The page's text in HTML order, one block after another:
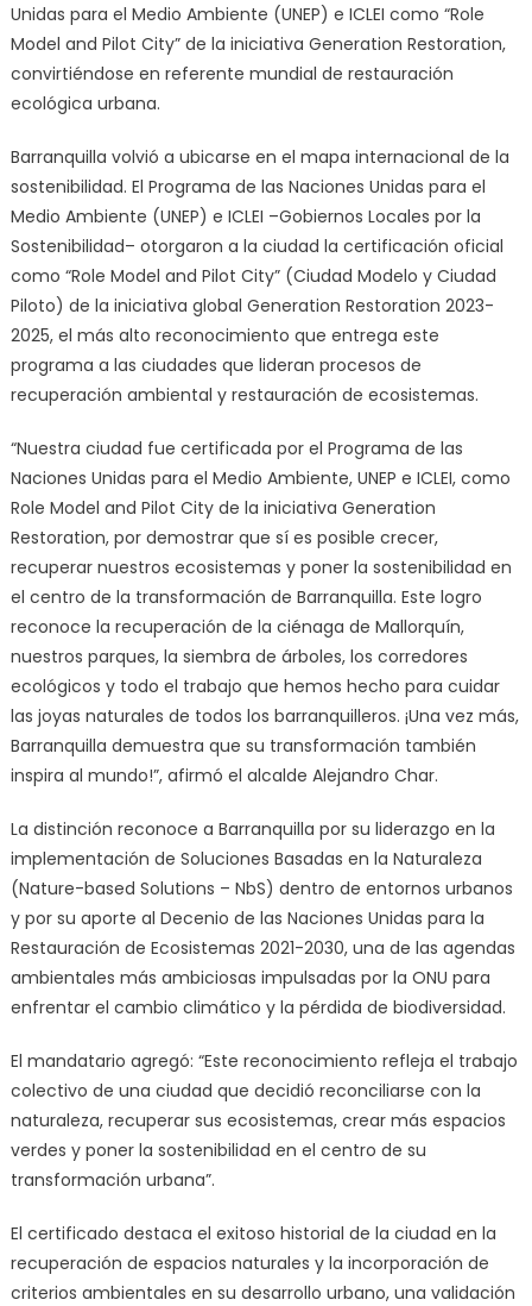
la
ONU.
Unidas para el Medio Ambiente (UNEP) e ICLEI como “Role
Model and Pilot City” de la iniciativa Generation Restoration,
convirtiéndose en referente mundial de restauración
ecológica urbana.
Barranquilla volvió a ubicarse en el mapa internacional de la
sostenibilidad. El Programa de las Naciones Unidas para el
Medio Ambiente (UNEP) e ICLEI –Gobiernos Locales por la
Sostenibilidad– otorgaron a la ciudad la certificación oficial
como “Role Model and Pilot City” (Ciudad Modelo y Ciudad
Piloto) de la iniciativa global Generation Restoration 2023-
2025, el más alto reconocimiento que entrega este
programa a las ciudades que lideran procesos de
recuperación ambiental y restauración de ecosistemas.
“Nuestra ciudad fue certificada por el Programa de las
Naciones Unidas para el Medio Ambiente, UNEP e ICLEI, como
Role Model and Pilot City de la iniciativa Generation
Restoration, por demostrar que sí es posible crecer,
recuperar nuestros ecosistemas y poner la sostenibilidad en
el centro de la transformación de Barranquilla. Este logro
reconoce la recuperación de la ciénaga de Mallorquín,
nuestros parques, la siembra de árboles, los corredores
ecológicos y todo el trabajo que hemos hecho para cuidar
las joyas naturales de todos los barranquilleros. ¡Una vez más,
Barranquilla demuestra que su transformación también
inspira al mundo!”, afirmó el alcalde Alejandro Char.
La distinción reconoce a Barranquilla por su liderazgo en la
implementación de Soluciones Basadas en la Naturaleza
(Nature-based Solutions – NbS) dentro de entornos urbanos
y por su aporte al Decenio de las Naciones Unidas para la
Restauración de Ecosistemas 2021-2030, una de las agendas
ambientales más ambiciosas impulsadas por la ONU para
enfrentar el cambio climático y la pérdida de biodiversidad.
El mandatario agregó: “Este reconocimiento refleja el trabajo
colectivo de una ciudad que decidió reconciliarse con la
naturaleza, recuperar sus ecosistemas, crear más espacios
verdes y poner la sostenibilidad en el centro de su
transformación urbana”.
El certificado destaca el exitoso historial de la ciudad en la
recuperación de espacios naturales y la incorporación de
criterios ambientales en su desarrollo urbano, una validación